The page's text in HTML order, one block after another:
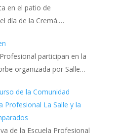
en el patio de
día de la Cremá.…
participan en la
organizada por Salle…
de la Comunidad
Profesional La Salle y la
de la Escuela Profesional